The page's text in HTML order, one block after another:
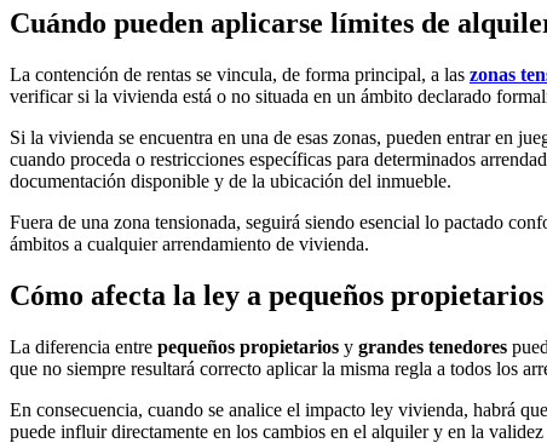
Cuándo pueden aplicarse límites de
La contención de rentas se vincula, de forma principal, a las zonas
verificar si la vivienda está o no situada en un ámbito declarado
Si la vivienda se encuentra en una de esas zonas, pueden entrar en
cuando proceda o restricciones específicas para determinados
documentación disponible y de la ubicación del inmueble.
Fuera de una zona tensionada, seguirá siendo esencial lo pactado
ámbitos a cualquier arrendamiento de vivienda.
Cómo afecta la ley a pequeños
La diferencia entre pequeños propietarios y grandes tenedores
que no siempre resultará correcto aplicar la misma regla a todos los
En consecuencia, cuando se analice el impacto ley vivienda, habrá
puede influir directamente en los cambios en el alquilery en la validez